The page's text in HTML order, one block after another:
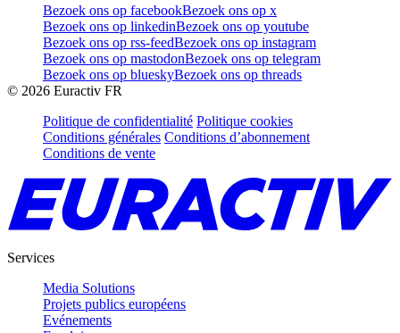
Bezoek ons op facebookBezoek ons op x
Bezoek ons op linkedinBezoek ons op youtube
Bezoek ons op rss-feedBezoek ons op instagram
Bezoek ons op mastodonBezoek ons op telegram
Bezoek ons op blueskyBezoek ons op threads
© 2026 Euractiv FR
Politique de confidentialité Politique cookies
Conditions générales Conditions d’abonnement
Conditions de vente
Services
Media Solutions
Projets publics européens
Evénements